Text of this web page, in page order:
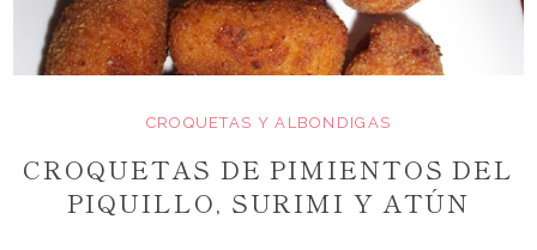
CROQUETAS Y ALBONDIGAS
CROQUETAS DE PIMIENTOS DEL
PIQUILLO, SURIMI Y ATÚN